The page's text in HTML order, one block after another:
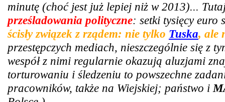
minutę (choć jest już lepiej niż w 2013)...
prześladowania polityczne: setki tysięcy euro
ścisły związek z rządem: nie tylko Tuska, ale
przestępczych mediach, nieszczególnie się
wespół z nimi regularnie okazują aluzjami
torturowaniu i śledzeniu to powszechne
pracowników, także na Wiejskiej; państwo i